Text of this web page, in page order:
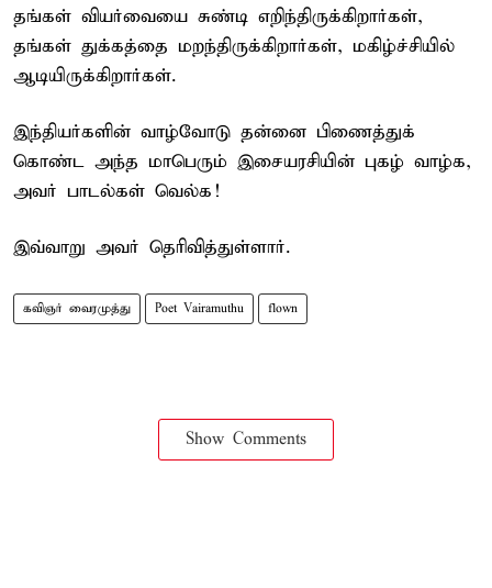
தங்கள் வியர்வையை சுண்டி எறிந்திருக்கிறார்கள்,
தங்கள் துக்கத்தை மறந்திருக்கிறார்கள், மகிழ்ச்சியில்
ஆடியிருக்கிறார்கள்.
இந்தியர்களின் வாழ்வோடு தன்னை பிணைத்துக்
கொண்ட அந்த மாபெரும் இசையரசியின் புகழ் வாழ்க,
அவர் பாடல்கள் வெல்க!
இவ்வாறு அவர் தெரிவித்துள்ளார்.
கவிஞர் வைரமுத்து Poet Vairamuthu flown
Show Comments